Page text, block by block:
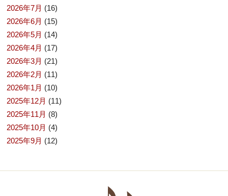
2026年7月 (16)
2026年6月 (15)
2026年5月 (14)
2026年4月 (17)
2026年3月 (21)
2026年2月 (11)
2026年1月 (10)
2025年12月 (11)
2025年11月 (8)
2025年10月 (4)
2025年9月 (12)